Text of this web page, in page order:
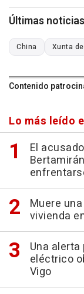
Últimas
China Xunta
Contenido
Lo más leído
El
Muere
vivienda
Una
eléctrico
Vigo